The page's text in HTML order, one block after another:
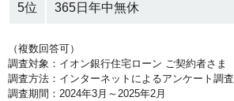
5位 365日年中無休
（複数回答可）
調査対象：イオン銀行住宅ローン ご契約者さま
調査方法：インターネットによるアンケート調査
調査期間：2024年3月～2025年2月